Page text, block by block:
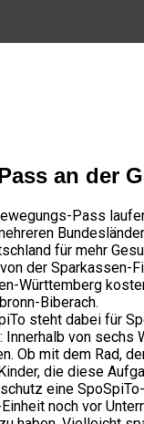
an der
Pass
für mehr
der Sparkassen-
Württemberg
Biberach.
steht dabei für
Innerhalb von sechs
Ob mit dem Rad,
die diese
eine
noch vor